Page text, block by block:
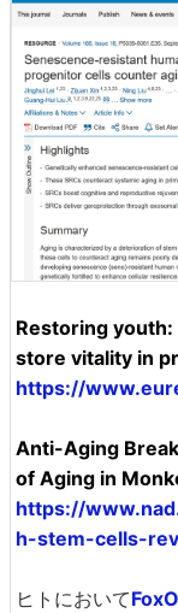
Restoring
store vitality in
https://
Anti-Aging
of Aging in
https://
h-stem-cells-
ヒトにおいて